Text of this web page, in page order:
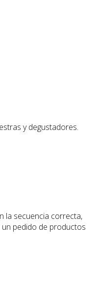
y degustadores.
la secuencia correcta,
pedido de productos